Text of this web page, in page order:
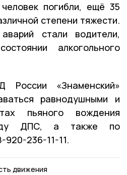
погибли, ещё 35
степени тяжести.
стали водители,
алкогольного
«Знаменский»
равнодушными и
пьяного вождения
ДПС, а также по
920-236-11-11.
движения